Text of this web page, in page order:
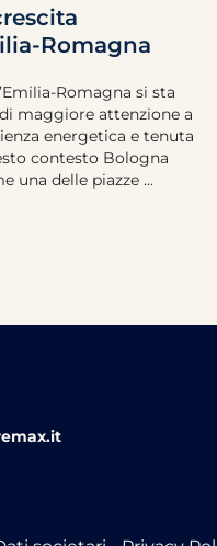
Romagna
Romagna si sta
maggiore attenzione a
energetica e tenuta
contesto Bologna
una delle piazze ...